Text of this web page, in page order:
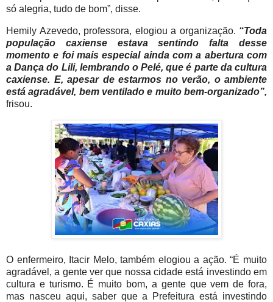
só alegria, tudo de bom”, disse.
Hemily Azevedo, professora, elogiou a organização. “Toda
população caxiense estava sentindo falta desse
momento e foi mais especial ainda com a abertura com
a Dança do Lili, lembrando o Pelé, que é parte da cultura
caxiense. E, apesar de estarmos no verão, o ambiente
está agradável, bem ventilado e muito bem-organizado”,
frisou.
O enfermeiro, Itacir Melo, também elogiou a ação. “É muito
agradável, a gente ver que nossa cidade está investindo em
cultura e turismo. É muito bom, a gente que vem de fora,
mas nasceu aqui, saber que a Prefeitura está investindo